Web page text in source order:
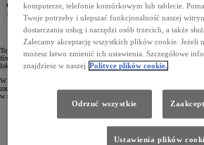
Od stycznia do września 2023 roku firmy zarejestrowały 47 020
marce pozycję lidera rynku flotowego w Polsce. Najczęściej
10 najpopularniejszych osobowych samochodów flotowych
Toyota umacnia się na pozycji lidera rynku flotowego w Polsce. W
firmy zarejestrowały 47 020 samochodów osobowych marki – prawie
lokaty łącznie.
W porównaniu z tym samym okresem roku ubiegłego marka
zaufaniu firm Toyota ma aż 18,5% udziału w polskim rynku flotowym,
w stosunku do roku ubiegłego.
komputerze, telefonie komórkowym lub tablecie.
Twoje potrzeby i ulepszać funkcjonalność naszej
dostarczania usług i narzędzi osób trzecich, a także
Zalecamy akceptację wszystkich plików cookie. Jeżeli
możesz łatwo zmienić ich ustawienia. Szczegółowe
znajdziesz w naszej Polityce plików cookie.
Odrzuć wszystkie
Ustawienia plików